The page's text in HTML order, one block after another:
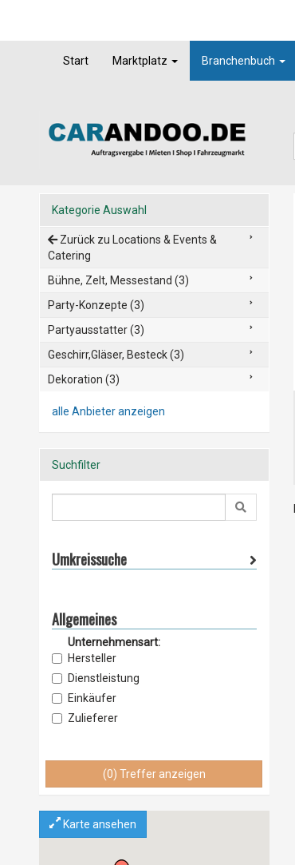
Start Marktplatz Branchenbuch
Kategorie Auswahl
Zurück zu Locations & Events &
Catering
Bühne, Zelt, Messestand (3)
Party-Konzepte (3)
Partyausstatter (3)
Geschirr,Gläser, Besteck (3)
Dekoration (3)
alle Anbieter anzeigen
Suchfilter
Umkreissuche
Allgemeines
Unternehmensart:
Hersteller
Dienstleistung
Einkäufer
Zulieferer
Vertrieb
Service & Wartung
Exporteur
Einzelhandel
Grosshandel
(0) Treffer anzeigen
Karte ansehen